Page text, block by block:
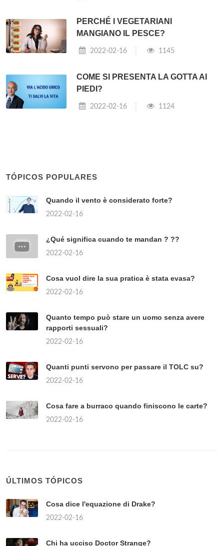
PERCHÉ I VEGETARIANI
MANGIANO IL PESCE?
2022-02-16 1145
COME SI PRESENTA LA GOTTA AI
PIEDI?
2022-02-16 1124
TÓPICOS POPULARES
Quando il vento è considerato forte?
2022-02-16
¿Qué significa cuando te mandan ? ??
2022-02-16
Cosa vuol dire la sua pratica è stata evasa?
2022-02-16
Quanto tempo può stare un uomo senza avere
rapporti sessuali?
2022-02-16
Quanti punti servono per passare il TOLC su?
2022-02-16
Cosa fare a burraco quando finiscono le carte?
2022-02-16
ÚLTIMOS TÓPICOS
Cosa dice l'equazione di Drake?
2022-02-16
Chi ha ucciso Doctor Strange?